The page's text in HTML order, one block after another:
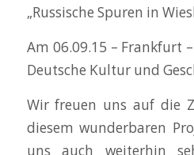
„Russische Spuren in
Am 06.09.15 – Frankfurt
Deutsche Kultur und
Wir freuen uns auf die
diesem wunderbaren
uns auch weiterhin